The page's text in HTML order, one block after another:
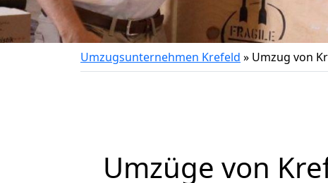
Umzugsunternehmen Krefeld » Umzug von
Umzüge von